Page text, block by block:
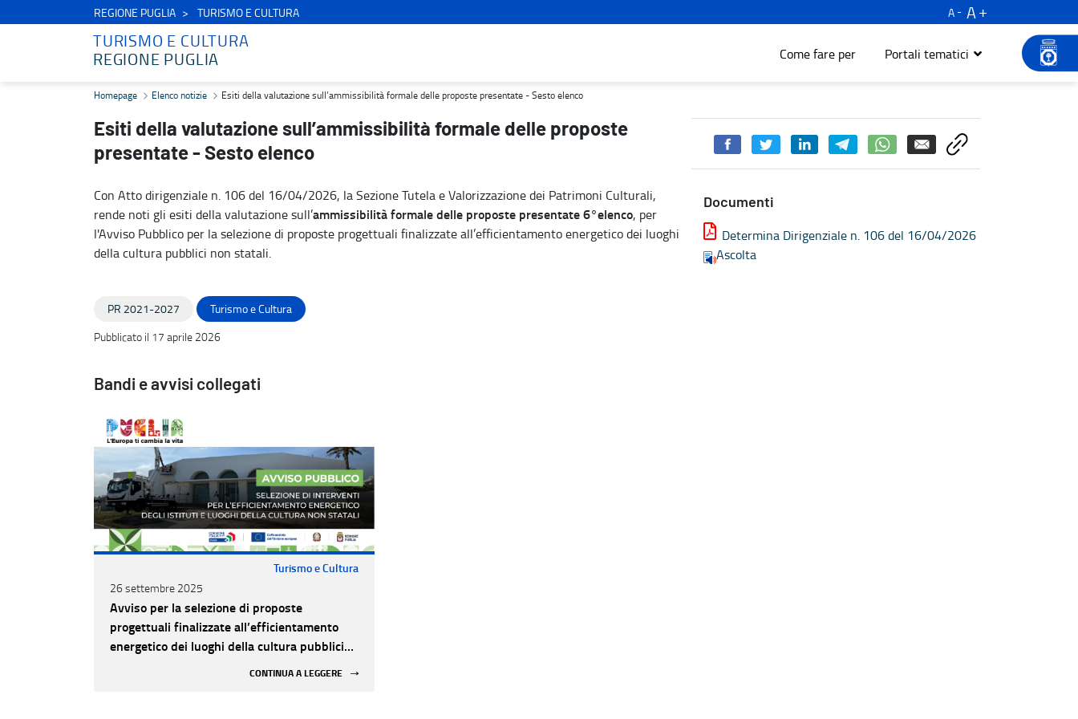
REGIONE PUGLIA TURISMO E CULTURA A
A
TURISMO E CULTURA
REGIONE PUGLIA
Come fare per Portali tematici
Esiti della valutazione sull’ammissibilità formale delle proposte presentate - Sesto elenco - Turismo e cultura
Homepage Elenco notizie Esiti della valutazione sull’ammissibilità formale delle proposte presentate - Sesto elenco
Esiti della valutazione sull’ammissibilità formale delle proposte
presentate - Sesto elenco
Con Atto dirigenziale n. 106 del 16/04/2026, la Sezione Tutela e Valorizzazione dei Patrimoni Culturali,
rende noti gli esiti della valutazione sull’ammissibilità formale delle proposte presentate 6°elenco, per
l'Avviso Pubblico per la selezione di proposte progettuali finalizzate all’efficientamento energetico dei luoghi
della cultura pubblici non statali.
Documenti
Determina Dirigenziale n. 106 del 16/04/2026
Ascolta
PR 2021-2027
Turismo e Cultura
Pubblicato il 17 aprile 2026
Bandi e avvisi collegati
Turismo e Cultura
26 settembre 2025
Avviso per la selezione di proposte
progettuali finalizzate all’efficientamento
energetico dei luoghi della cultura pubblici
CONTINUA A LEGGERE